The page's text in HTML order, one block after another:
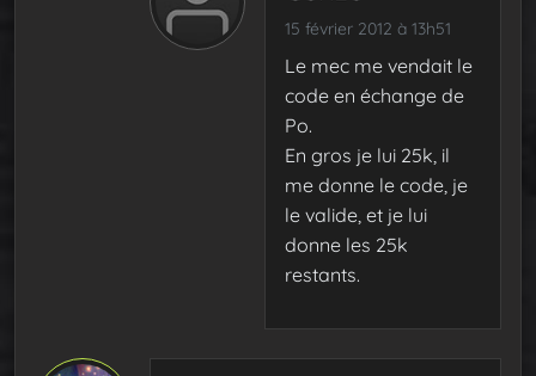
15 février 2012 à 13h51
Le mec me vendait le
code en échange de
Po.
En gros je lui 25k, il
me donne le code, je
le valide, et je lui
donne les 25k
restants.